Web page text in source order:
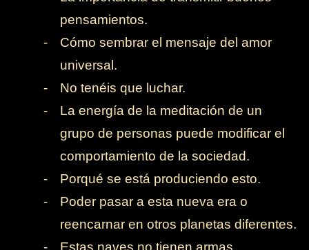
pensamientos.
-
Cómo sembrar el mensaje del amor
universal.
-
No tenéis que luchar.
-
La energía de la meditación de un
grupo de personas puede modificar el
comportamiento de la sociedad.
-
Porqué se está produciendo esto.
-
Poder pasar a esta nueva era o
reencarnar en otros planetas diferentes.